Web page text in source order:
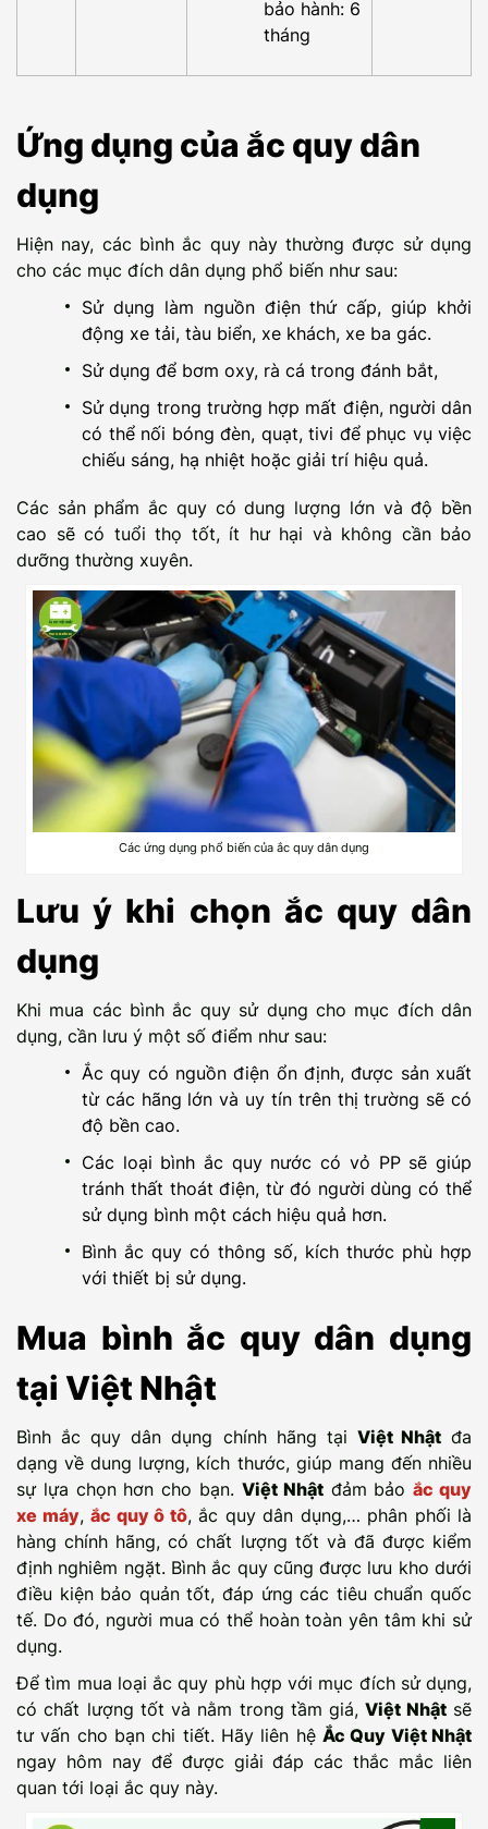
bảo hành: 6
tháng
Ứng dụng của ắc quy dân
dụng
Hiện nay, các bình ắc quy này thường được sử dụng
cho các mục đích dân dụng phổ biến như sau:
Sử dụng làm nguồn điện thứ cấp, giúp khởi
động xe tải, tàu biển, xe khách, xe ba gác.
Sử dụng để bơm oxy, rà cá trong đánh bắt,
Sử dụng trong trường hợp mất điện, người dân
có thể nối bóng đèn, quạt, tivi để phục vụ việc
chiếu sáng, hạ nhiệt hoặc giải trí hiệu quả.
Các sản phẩm ắc quy có dung lượng lớn và độ bền
cao sẽ có tuổi thọ tốt, ít hư hại và không cần bảo
dưỡng thường xuyên.
Các ứng dụng phổ biến của ắc quy dân dụng
Lưu ý khi chọn ắc quy dân
dụng
Khi mua các bình ắc quy sử dụng cho mục đích dân
dụng, cần lưu ý một số điểm như sau:
Ắc quy có nguồn điện ổn định, được sản xuất
từ các hãng lớn và uy tín trên thị trường sẽ có
độ bền cao.
Các loại bình ắc quy nước có vỏ PP sẽ giúp
tránh thất thoát điện, từ đó người dùng có thể
sử dụng bình một cách hiệu quả hơn.
Bình ắc quy có thông số, kích thước phù hợp
với thiết bị sử dụng.
Mua bình ắc quy dân dụng
tại Việt Nhật
Bình ắc quy dân dụng chính hãng tại Việt Nhậtđa
dạng về dung lượng, kích thước, giúp mang đến nhiều
sự lựa chọn hơn cho bạn. Việt Nhậtđảm bảoắc quy
xe máy, ắc quy ô tô, ắc quy dân dụng,… phân phối là
hàng chính hãng, có chất lượng tốt và đã được kiểm
định nghiêm ngặt. Bình ắc quy cũng được lưu kho dưới
điều kiện bảo quản tốt, đáp ứng các tiêu chuẩn quốc
tế. Do đó, người mua có thể hoàn toàn yên tâm khi sử
dụng.
Để tìm mua loại ắc quy phù hợp với mục đích sử dụng,
có chất lượng tốt và nằm trong tầm giá,Việt Nhậtsẽ
tư vấn cho bạn chi tiết. Hãy liên hệ Ắc Quy Việt Nhật
ngay hôm nay để được giải đáp các thắc mắc liên
quan tới loại ắc quy này.